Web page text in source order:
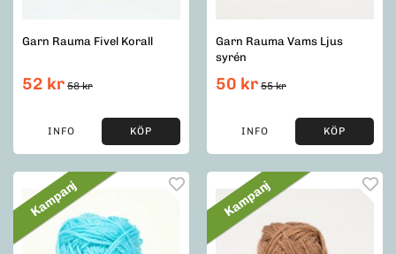
Garn Rauma Fivel Korall
52 kr 58 kr
INFO KÖP
Garn Rauma Vams Ljus
syrén
50 kr 55 kr
INFO KÖP
Kampanj Kampanj